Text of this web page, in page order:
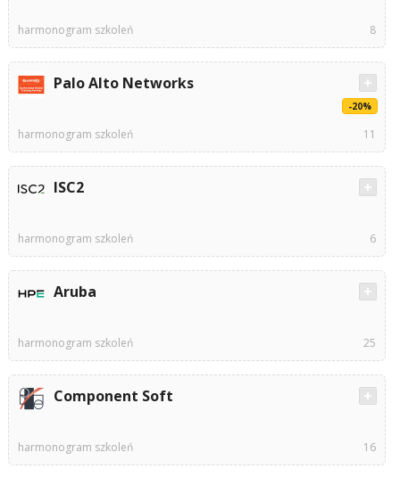
harmonogram szkoleń 8
Palo Alto Networks
-20%
harmonogram szkoleń 11
ISC2
harmonogram szkoleń 6
Aruba
harmonogram szkoleń 25
Component Soft
harmonogram szkoleń 16